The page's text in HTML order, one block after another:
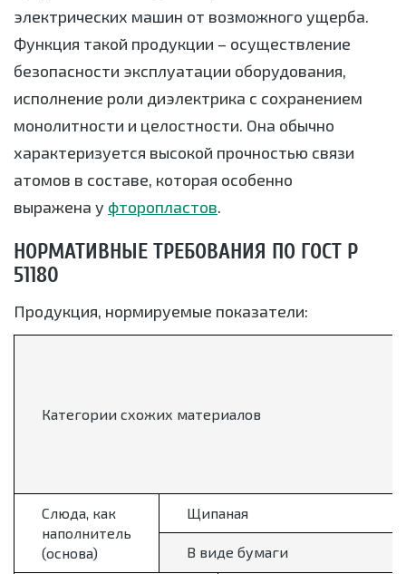
электрических машин от возможного ущерба.
Функция такой продукции – осуществление
безопасности эксплуатации оборудования,
исполнение роли диэлектрика с сохранением
монолитности и целостности. Она обычно
характеризуется высокой прочностью связи
атомов в составе, которая особенно
выражена у фторопластов.
НОРМАТИВНЫЕ ТРЕБОВАНИЯ ПО ГОСТ Р
51180
Продукция, нормируемые показатели:
Категории схожих материалов
Слюда, как
наполнитель
(основа)
Щипаная
В виде бумаги